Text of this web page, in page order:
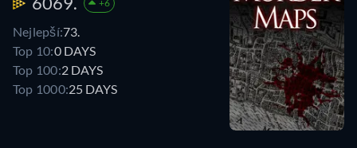
+6
Nejlepší:73.
Top 10:0 DAYS
Top 100:2 DAYS
Top 1000:25 DAYS